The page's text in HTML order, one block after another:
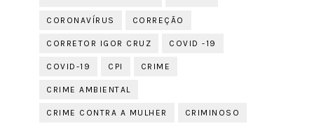
CORONAVÍRUS CORREÇÃO
CORRETOR IGOR CRUZ COVID -19
COVID-19 CPI CRIME
CRIME AMBIENTAL
CRIME CONTRA A MULHER CRIMINOSO